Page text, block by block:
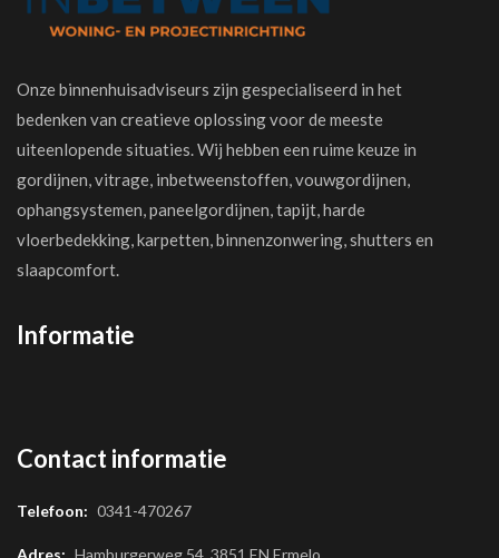
Onze binnenhuisadviseurs zijn gespecialiseerd in het
bedenken van creatieve oplossing voor de meeste
uiteenlopende situaties. Wij hebben een ruime keuze in
gordijnen, vitrage, inbetweenstoffen, vouwgordijnen,
ophangsystemen, paneelgordijnen, tapijt, harde
vloerbedekking, karpetten, binnenzonwering, shutters en
slaapcomfort.
Informatie
Contact informatie
Telefoon: 0341-470267
Adres: Hamburgerweg 54, 3851 EN Ermelo